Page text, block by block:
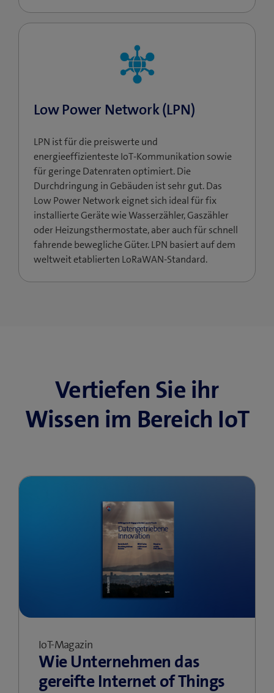
Low Power Network (LPN)
LPN ist für die preiswerte und
energieeffizienteste IoT-Kommunikation sowie
für geringe Datenraten optimiert. Die
Durchdringung in Gebäuden ist sehr gut. Das
Low Power Network eignet sich ideal für fix
installierte Geräte wie Wasserzähler, Gaszähler
oder Heizungsthermostate, aber auch für schnell
fahrende bewegliche Güter. LPN basiert auf dem
weltweit etablierten LoRaWAN-Standard.
Vertiefen Sie ihr
Wissen im Bereich IoT
IoT-Magazin
Wie Unternehmen das
gereifte Internet of Things